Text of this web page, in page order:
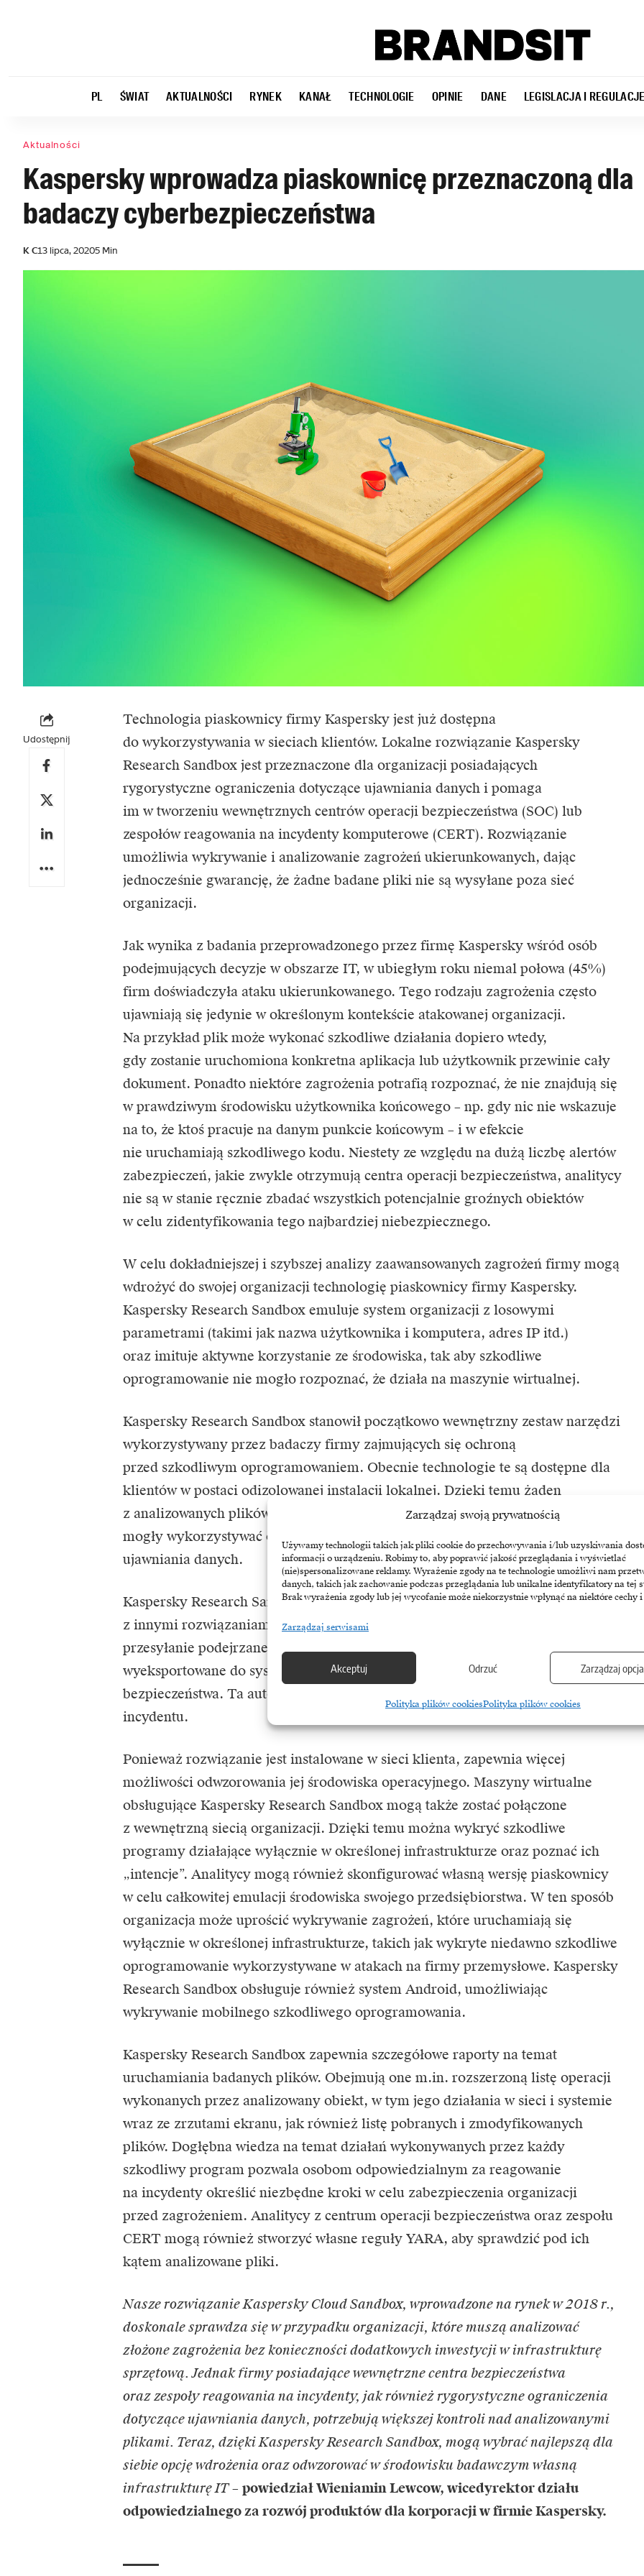
Zarządzaj swoją prywatnością
Używamy technologii takich jak pliki cookie do przechowywania i/lub uzyskiwania
informacji o urządzeniu. Robimy to, aby poprawić jakość przeglądania i wyświetlać
(nie)spersonalizowane reklamy. Wyrażenie zgody na te technologie umożliwi nam
danych, takich jak zachowanie podczas przeglądania lub unikalne identyfikatory na tej
Brak wyrażenia zgody lub jej wycofanie może niekorzystnie wpłynąć na niektóre cechy
Zarządzaj serwisami
Akceptuj Odrzuć Zarządzaj
Polityka plików cookiesPolityka plików cookies
PL ŚWIAT AKTUALNOŚCI RYNEK KANAŁ TECHNOLOGIE OPINIE DANE LEGISLACJA I
Aktualności
Kaspersky wprowadza piaskownicę przeznaczoną dla
badaczy cyberbezpieczeństwa
K C13 lipca, 20205 Min
Udostępnij
Technologia piaskownicy firmy Kaspersky jest już dostępna
do wykorzystywania w sieciach klientów. Lokalne rozwiązanie Kaspersky
Research Sandbox jest przeznaczone dla organizacji posiadających
rygorystyczne ograniczenia dotyczące ujawniania danych i pomaga
im w tworzeniu wewnętrznych centrów operacji bezpieczeństwa (SOC) lub
zespołów reagowania na incydenty komputerowe (CERT). Rozwiązanie
umożliwia wykrywanie i analizowanie zagrożeń ukierunkowanych, dając
jednocześnie gwarancję, że żadne badane pliki nie są wysyłane poza sieć
organizacji.
Jak wynika z badania przeprowadzonego przez firmę Kaspersky wśród osób
podejmujących decyzje w obszarze IT, w ubiegłym roku niemal połowa (45%)
firm doświadczyła ataku ukierunkowanego. Tego rodzaju zagrożenia często
ujawniają się jedynie w określonym kontekście atakowanej organizacji.
Na przykład plik może wykonać szkodliwe działania dopiero wtedy,
gdy zostanie uruchomiona konkretna aplikacja lub użytkownik przewinie cały
dokument. Ponadto niektóre zagrożenia potrafią rozpoznać, że nie znajdują się
w prawdziwym środowisku użytkownika końcowego – np. gdy nic nie wskazuje
na to, że ktoś pracuje na danym punkcie końcowym – i w efekcie
nie uruchamiają szkodliwego kodu. Niestety ze względu na dużą liczbę alertów
zabezpieczeń, jakie zwykle otrzymują centra operacji bezpieczeństwa, analitycy
nie są w stanie ręcznie zbadać wszystkich potencjalnie groźnych obiektów
w celu zidentyfikowania tego najbardziej niebezpiecznego.
W celu dokładniejszej i szybszej analizy zaawansowanych zagrożeń firmy mogą
wdrożyć do swojej organizacji technologię piaskownicy firmy Kaspersky.
Kaspersky Research Sandbox emuluje system organizacji z losowymi
parametrami (takimi jak nazwa użytkownika i komputera, adres IP itd.)
oraz imituje aktywne korzystanie ze środowiska, tak aby szkodliwe
oprogramowanie nie mogło rozpoznać, że działa na maszynie wirtualnej.
Kaspersky Research Sandbox stanowił początkowo wewnętrzny zestaw narzędzi
wykorzystywany przez badaczy firmy zajmujących się ochroną
przed szkodliwym oprogramowaniem. Obecnie technologie te są dostępne dla
klientów w postaci odizolowanej instalacji lokalnej. Dzięki temu żaden
z analizowanych plików nie wydostaje się poza sieć firmy, a rozwiązanie będą
mogły wykorzystywać organizacje o restrykcyjnych ograniczeniach dotyczących
ujawniania danych.
Kaspersky Research Sandbox posiada interfejs API pozwalający na integrację
z innymi rozwiązaniami bezpieczeństwa, umożliwiając automatyczne
przesyłanie podejrzanego pliku do analizy. Ponadto wyniki analizy mogą zostać
wyeksportowane do systemu zarządzania zadaniami w centrum operacji
bezpieczeństwa. Ta automatyzacja powtarzalnych zadań skraca czas badania
incydentu.
Ponieważ rozwiązanie jest instalowane w sieci klienta, zapewnia więcej
możliwości odwzorowania jej środowiska operacyjnego. Maszyny wirtualne
obsługujące Kaspersky Research Sandbox mogą także zostać połączone
z wewnętrzną siecią organizacji. Dzięki temu można wykryć szkodliwe
programy działające wyłącznie w określonej infrastrukturze oraz poznać ich
„intencje”. Analitycy mogą również skonfigurować własną wersję piaskownicy
w celu całkowitej emulacji środowiska swojego przedsiębiorstwa. W ten sposób
organizacja może uprościć wykrywanie zagrożeń, które uruchamiają się
wyłącznie w określonej infrastrukturze, takich jak wykryte niedawno szkodliwe
oprogramowanie wykorzystywane w atakach na firmy przemysłowe. Kaspersky
Research Sandbox obsługuje również system Android, umożliwiając
wykrywanie mobilnego szkodliwego oprogramowania.
Kaspersky Research Sandbox zapewnia szczegółowe raporty na temat
uruchamiania badanych plików. Obejmują one m.in. rozszerzoną listę operacji
wykonanych przez analizowany obiekt, w tym jego działania w sieci i systemie
wraz ze zrzutami ekranu, jak również listę pobranych i zmodyfikowanych
plików. Dogłębna wiedza na temat działań wykonywanych przez każdy
szkodliwy program pozwala osobom odpowiedzialnym za reagowanie
na incydenty określić niezbędne kroki w celu zabezpieczenia organizacji
przed zagrożeniem. Analitycy z centrum operacji bezpieczeństwa oraz zespołu
CERT mogą również stworzyć własne reguły YARA, aby sprawdzić pod ich
kątem analizowane pliki.
Nasze rozwiązanie Kaspersky Cloud Sandbox, wprowadzone na rynek w 2018 r.,
doskonale sprawdza się w przypadku organizacji, które muszą analizować
złożone zagrożenia bez konieczności dodatkowych inwestycji w infrastrukturę
sprzętową. Jednak firmy posiadające wewnętrzne centra bezpieczeństwa
oraz zespoły reagowania na incydenty, jak również rygorystyczne ograniczenia
dotyczące ujawniania danych, potrzebują większej kontroli nad analizowanymi
plikami. Teraz, dzięki Kaspersky Research Sandbox, mogą wybrać najlepszą dla
siebie opcję wdrożenia oraz odwzorować w środowisku badawczym własną
infrastrukturę IT– powiedział Wieniamin Lewcow, wicedyrektor działu
odpowiedzialnego za rozwój produktów dla korporacji w firmie Kaspersky.